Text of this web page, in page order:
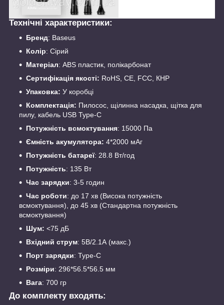
Технічні характеристики:
Бренд: Baseus
Колір: Сірий
Матеріал: ABS пластик, полікарбонат
Сертифікація якості: RoHS, CE, FCC, КНР
Упаковка: У коробці
Комплектація: Пилосос, щілинна насадка, щітка для
пилу, кабель USB Type-C
Потужність всмоктування: 15000 Па
Ємність акумулятора: 4*2000 мАг
Потужність батареї: 28.8 Вт/год
Потужність: 135 Вт
Час зарядки: 3-5 годин
Час роботи: до 17 хв (Висока потужність
всмоктування), до 45 хв (Стандартна потужність
всмоктування)
Шум: <75 дБ
Вхідний струм: 5В/2.1А (макс.)
Порт зарядки: Type-C
Розміри: 296*56.5*56.5 мм
Вага: 700 гр
До комплекту входять: